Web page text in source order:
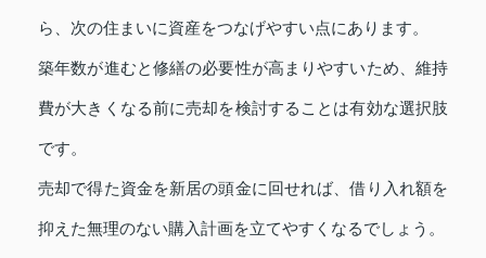
ら、次の住まいに資産をつなげやすい点にあります。
築年数が進むと修繕の必要性が高まりやすいため、維持
費が大きくなる前に売却を検討することは有効な選択肢
です。
売却で得た資金を新居の頭金に回せれば、借り入れ額を
抑えた無理のない購入計画を立てやすくなるでしょう。